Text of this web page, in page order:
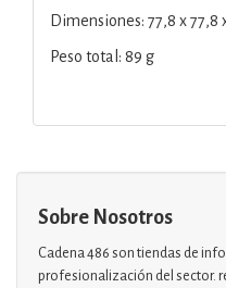
Dimensiones: 77,8 x 77,8
Peso total: 89 g
Sobre Nosotros
Cadena 486 son tiendas de
profesionalización del sector.